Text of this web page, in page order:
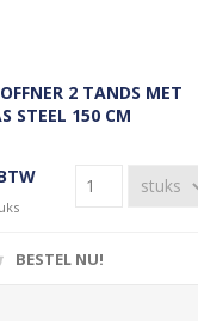
2 TANDS MET
STEEL 150 CM
BESTEL NU!